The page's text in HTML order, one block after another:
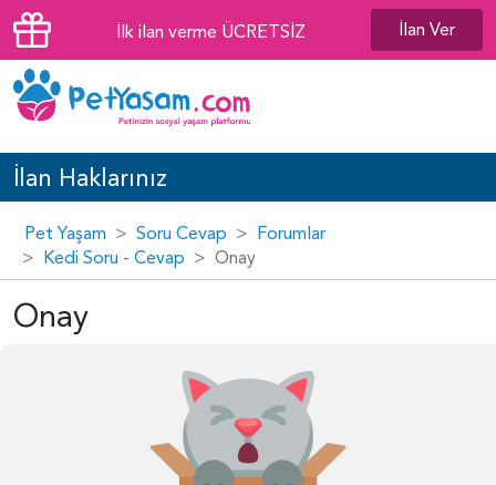
İlk ilan verme ÜCRETSİZ İlan Ver
İlan Haklarınız
Pet Yaşam Soru Cevap
Forumlar
Kedi Soru - Cevap
Onay
Onay